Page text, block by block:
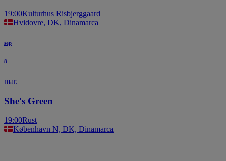
19:00Kulturhus Risbjerggaard
Hvidovre, DK, Dinamarca
sep
8
mar.
She's Green
19:00Rust
København N, DK, Dinamarca